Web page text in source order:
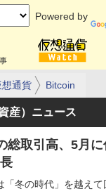
Powered by
想通貨 Bitcoin
産）ニュース
総取引高、5月
「冬の時代」を越え